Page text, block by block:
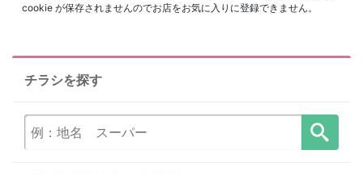
cookie が保存されませんのでお店をお気に入りに登録できません。
チラシを探す